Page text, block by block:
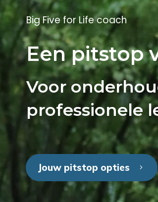
Big Five for Life coach
Een pitstop
Voor
professionele
Jouw pitstop opties